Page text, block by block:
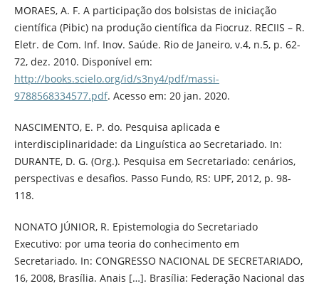
MORAES, A. F. A participação dos bolsistas de iniciação
científica (Pibic) na produção científica da Fiocruz. RECIIS – R.
Eletr. de Com. Inf. Inov. Saúde. Rio de Janeiro, v.4, n.5, p. 62-
72, dez. 2010. Disponível em:
http://books.scielo.org/id/s3ny4/pdf/massi-
9788568334577.pdf. Acesso em: 20 jan. 2020.
NASCIMENTO, E. P. do. Pesquisa aplicada e
interdisciplinaridade: da Linguística ao Secretariado. In:
DURANTE, D. G. (Org.). Pesquisa em Secretariado: cenários,
perspectivas e desafios. Passo Fundo, RS: UPF, 2012, p. 98-
118.
NONATO JÚNIOR, R. Epistemologia do Secretariado
Executivo: por uma teoria do conhecimento em
Secretariado. In: CONGRESSO NACIONAL DE SECRETARIADO,
16, 2008, Brasília. Anais […]. Brasília: Federação Nacional das